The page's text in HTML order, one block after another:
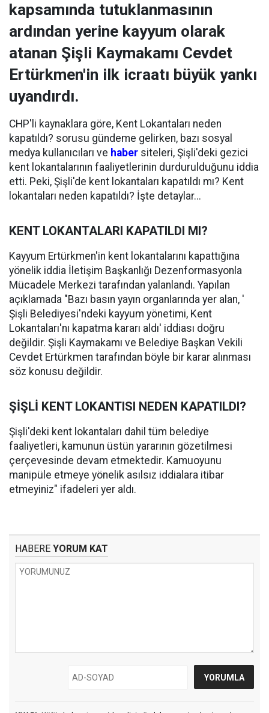
kapsamında tutuklanmasının
ardından yerine kayyum olarak
atanan Şişli Kaymakamı Cevdet
Ertürkmen'in ilk icraatı büyük yankı
uyandırdı.
CHP'li kaynaklara göre, Kent Lokantaları neden
kapatıldı? sorusu gündeme gelirken, bazı sosyal
medya kullanıcıları ve haber siteleri, Şişli'deki gezici
kent lokantalarının faaliyetlerinin durdurulduğunu iddia
etti. Peki, Şişli'de kent lokantaları kapatıldı mı? Kent
lokantaları neden kapatıldı? İşte detaylar...
KENT LOKANTALARI KAPATILDI MI?
Kayyum Ertürkmen'in kent lokantalarını kapattığına
yönelik iddia İletişim Başkanlığı Dezenformasyonla
Mücadele Merkezi tarafından yalanlandı. Yapılan
açıklamada "Bazı basın yayın organlarında yer alan, '
Şişli Belediyesi'ndeki kayyum yönetimi, Kent
Lokantaları'nı kapatma kararı aldı' iddiası doğru
değildir. Şişli Kaymakamı ve Belediye Başkan Vekili
Cevdet Ertürkmen tarafından böyle bir karar alınması
söz konusu değildir.
ŞİŞLİ KENT LOKANTISI NEDEN KAPATILDI?
Şişli'deki kent lokantaları dahil tüm belediye
faaliyetleri, kamunun üstün yararının gözetilmesi
çerçevesinde devam etmektedir. Kamuoyunu
manipüle etmeye yönelik asılsız iddialara itibar
etmeyiniz" ifadeleri yer aldı.
HABERE YORUM KAT